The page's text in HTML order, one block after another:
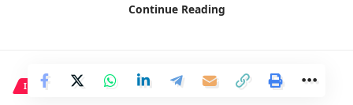
Continue Reading
INTERNACIONAL